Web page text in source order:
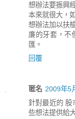
想辦法要振興
本來就很大，
想辦法加以扶
廉的牙套，不
匯。
回覆
匿名 2009年5
針對最近的 股
些想法提供給